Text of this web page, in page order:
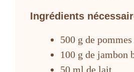
Ingrédients
500 g de
100 g de jambon
50 ml de lait